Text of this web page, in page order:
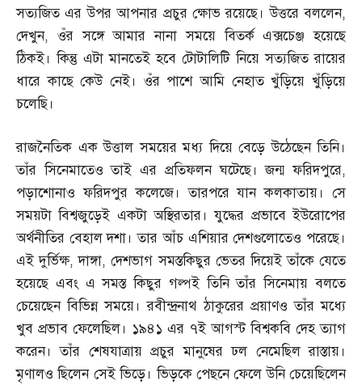
সত্যজিত এর উপর আপনার প্রচুর ক্ষোভ রয়েছে। উত্তরে বললেন,
দেখুন, ওঁর সঙ্গে আমার নানা সময়ে বিতর্ক এক্সচেঞ্জ হয়েছে
ঠিকই। কিন্তু এটা মানতেই হবে টোটালিটি নিয়ে সত্যজিত রায়ের
ধারে কাছে কেউ নেই। ওঁর পাশে আমি নেহাত খুঁড়িয়ে খুঁড়িয়ে
চলেছি।
রাজনৈতিক এক উত্তাল সময়ের মধ্য দিয়ে বেড়ে উঠেছেন তিনি।
তাঁর সিনেমাতেও তাই এর প্রতিফলন ঘটেছে। জন্ম ফরিদপুরে,
পড়াশোনাও ফরিদপুর কলেজে। তারপরে যান কলকাতায়। সে
সময়টা বিশ্বজুড়েই একটা অস্থিরতার। যুদ্ধের প্রভাবে ইউরোপের
অর্থনীতির বেহাল দশা। তার আঁচ এশিয়ার দেশগুলোতেও পরেছে।
এই দুর্ভিক্ষ,দাঙ্গা,দেশভাগ সমস্তকিছুর ভেতর দিয়েই তাঁকে যেতে
হয়েছে এবং এ সমস্ত কিছুর গল্পই তিনি তাঁর সিনেমায় বলতে
চেয়েছেন বিভিন্ন সময়ে। রবীন্দ্রনাথ ঠাকুরের প্রয়াণও তাঁর মধ্যে
খুব প্রভাব ফেলেছিল। ১৯৪১ এর ৭ই আগস্ট বিশ্বকবি দেহ ত্যাগ
করেন। তাঁর শেষযাত্রায় প্রচুর মানুষের ঢল নেমেছিল রাস্তায়।
মৃণালও ছিলেন সেই ভিড়ে। ভিড়কে পেছনে ফেলে উনি চেয়েছিলেন